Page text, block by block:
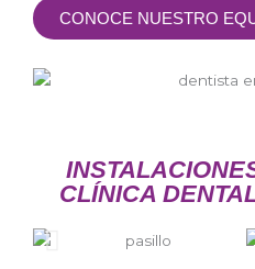
CONOCE NUESTRO
CLÍNICA